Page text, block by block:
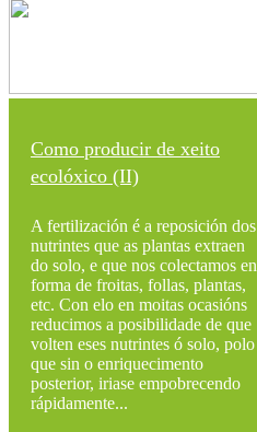
Como producir de xeito
ecolóxico (II)
A fertilización é a reposición dos
nutrintes que as plantas extraen
do solo, e que nos colectamos en
forma de froitas, follas, plantas,
etc. Con elo en moitas ocasións
reducimos a posibilidade de que
volten eses nutrintes ó solo, polo
que sin o enriquecimento
posterior, iriase empobrecendo
rápidamente...